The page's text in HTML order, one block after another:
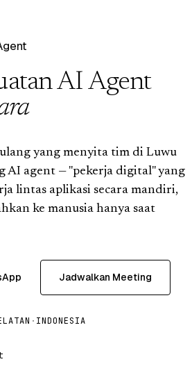
AI Agent
yang menyita tim di Luwu
AI agent — "pekerja digital" yang
lintas aplikasi secara mandiri,
ke manusia hanya saat
Jadwalkan Meeting
· INDONESIA